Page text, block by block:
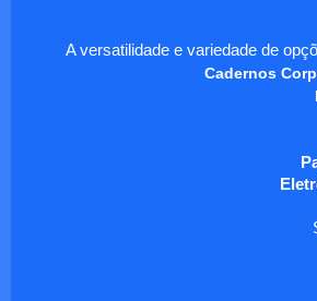
A versatilidade e variedade de
Cadernos